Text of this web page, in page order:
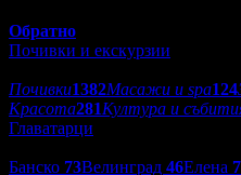
Обратно
Почивки и екскурзии
Почивки1382Масажи и spa124
Красота281Култура и
Главатарци
Банско 73Велинград 46Елена 7